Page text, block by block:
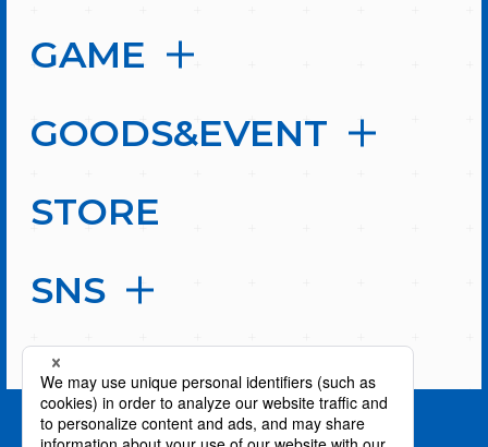
GAME
GOODS&EVENT
STORE
SNS